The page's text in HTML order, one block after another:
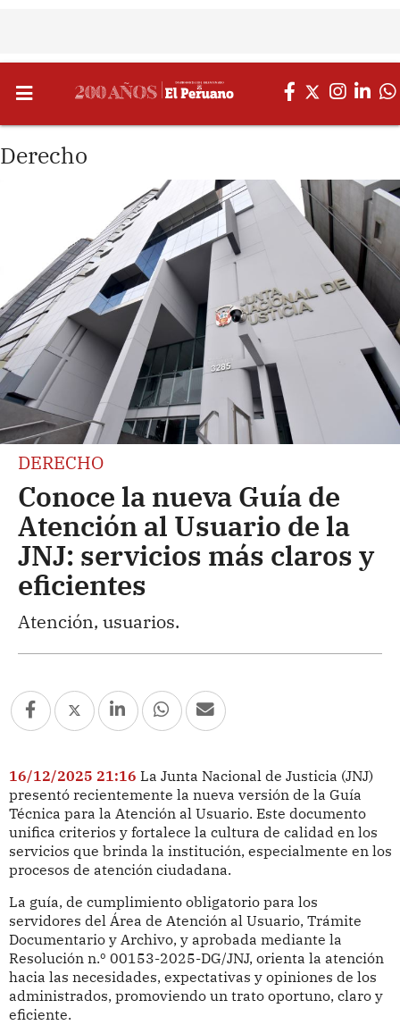
Derecho
DERECHO
Conoce la nueva Guía de
Atención al Usuario de la
JNJ: servicios más claros y
eficientes
Atención, usuarios.
16/12/2025 21:16 La Junta Nacional de Justicia (JNJ)
presentó recientemente la nueva versión de la Guía
Técnica para la Atención al Usuario. Este documento
unifica criterios y fortalece la cultura de calidad en los
servicios que brinda la institución, especialmente en los
procesos de atención ciudadana.
La guía, de cumplimiento obligatorio para los
servidores del Área de Atención al Usuario, Trámite
Documentario y Archivo, y aprobada mediante la
Resolución n.º 00153-2025-DG/JNJ, orienta la atención
hacia las necesidades, expectativas y opiniones de los
administrados, promoviendo un trato oportuno, claro y
eficiente.